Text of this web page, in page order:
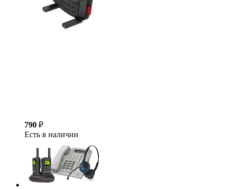
790 ₽
Есть в наличии